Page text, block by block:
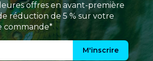
offres en avant-première
réduction de 5 % sur votre
commande*
M'inscrire